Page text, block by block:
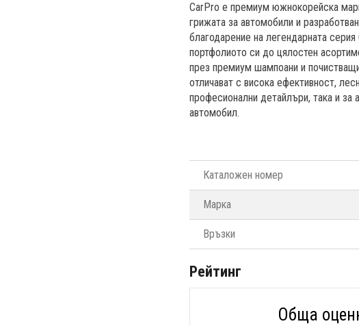
CarPro е премиум южнокорейска
грижата за автомобили и
благодарение на легендарната
портфолиото си до цялостен
през премиум шампоани и
отличават с висока ефективност,
професионални детайлъри, така и за
автомобил.
Каталожен номер
Марка
Връзки
Рейтинг
Обща